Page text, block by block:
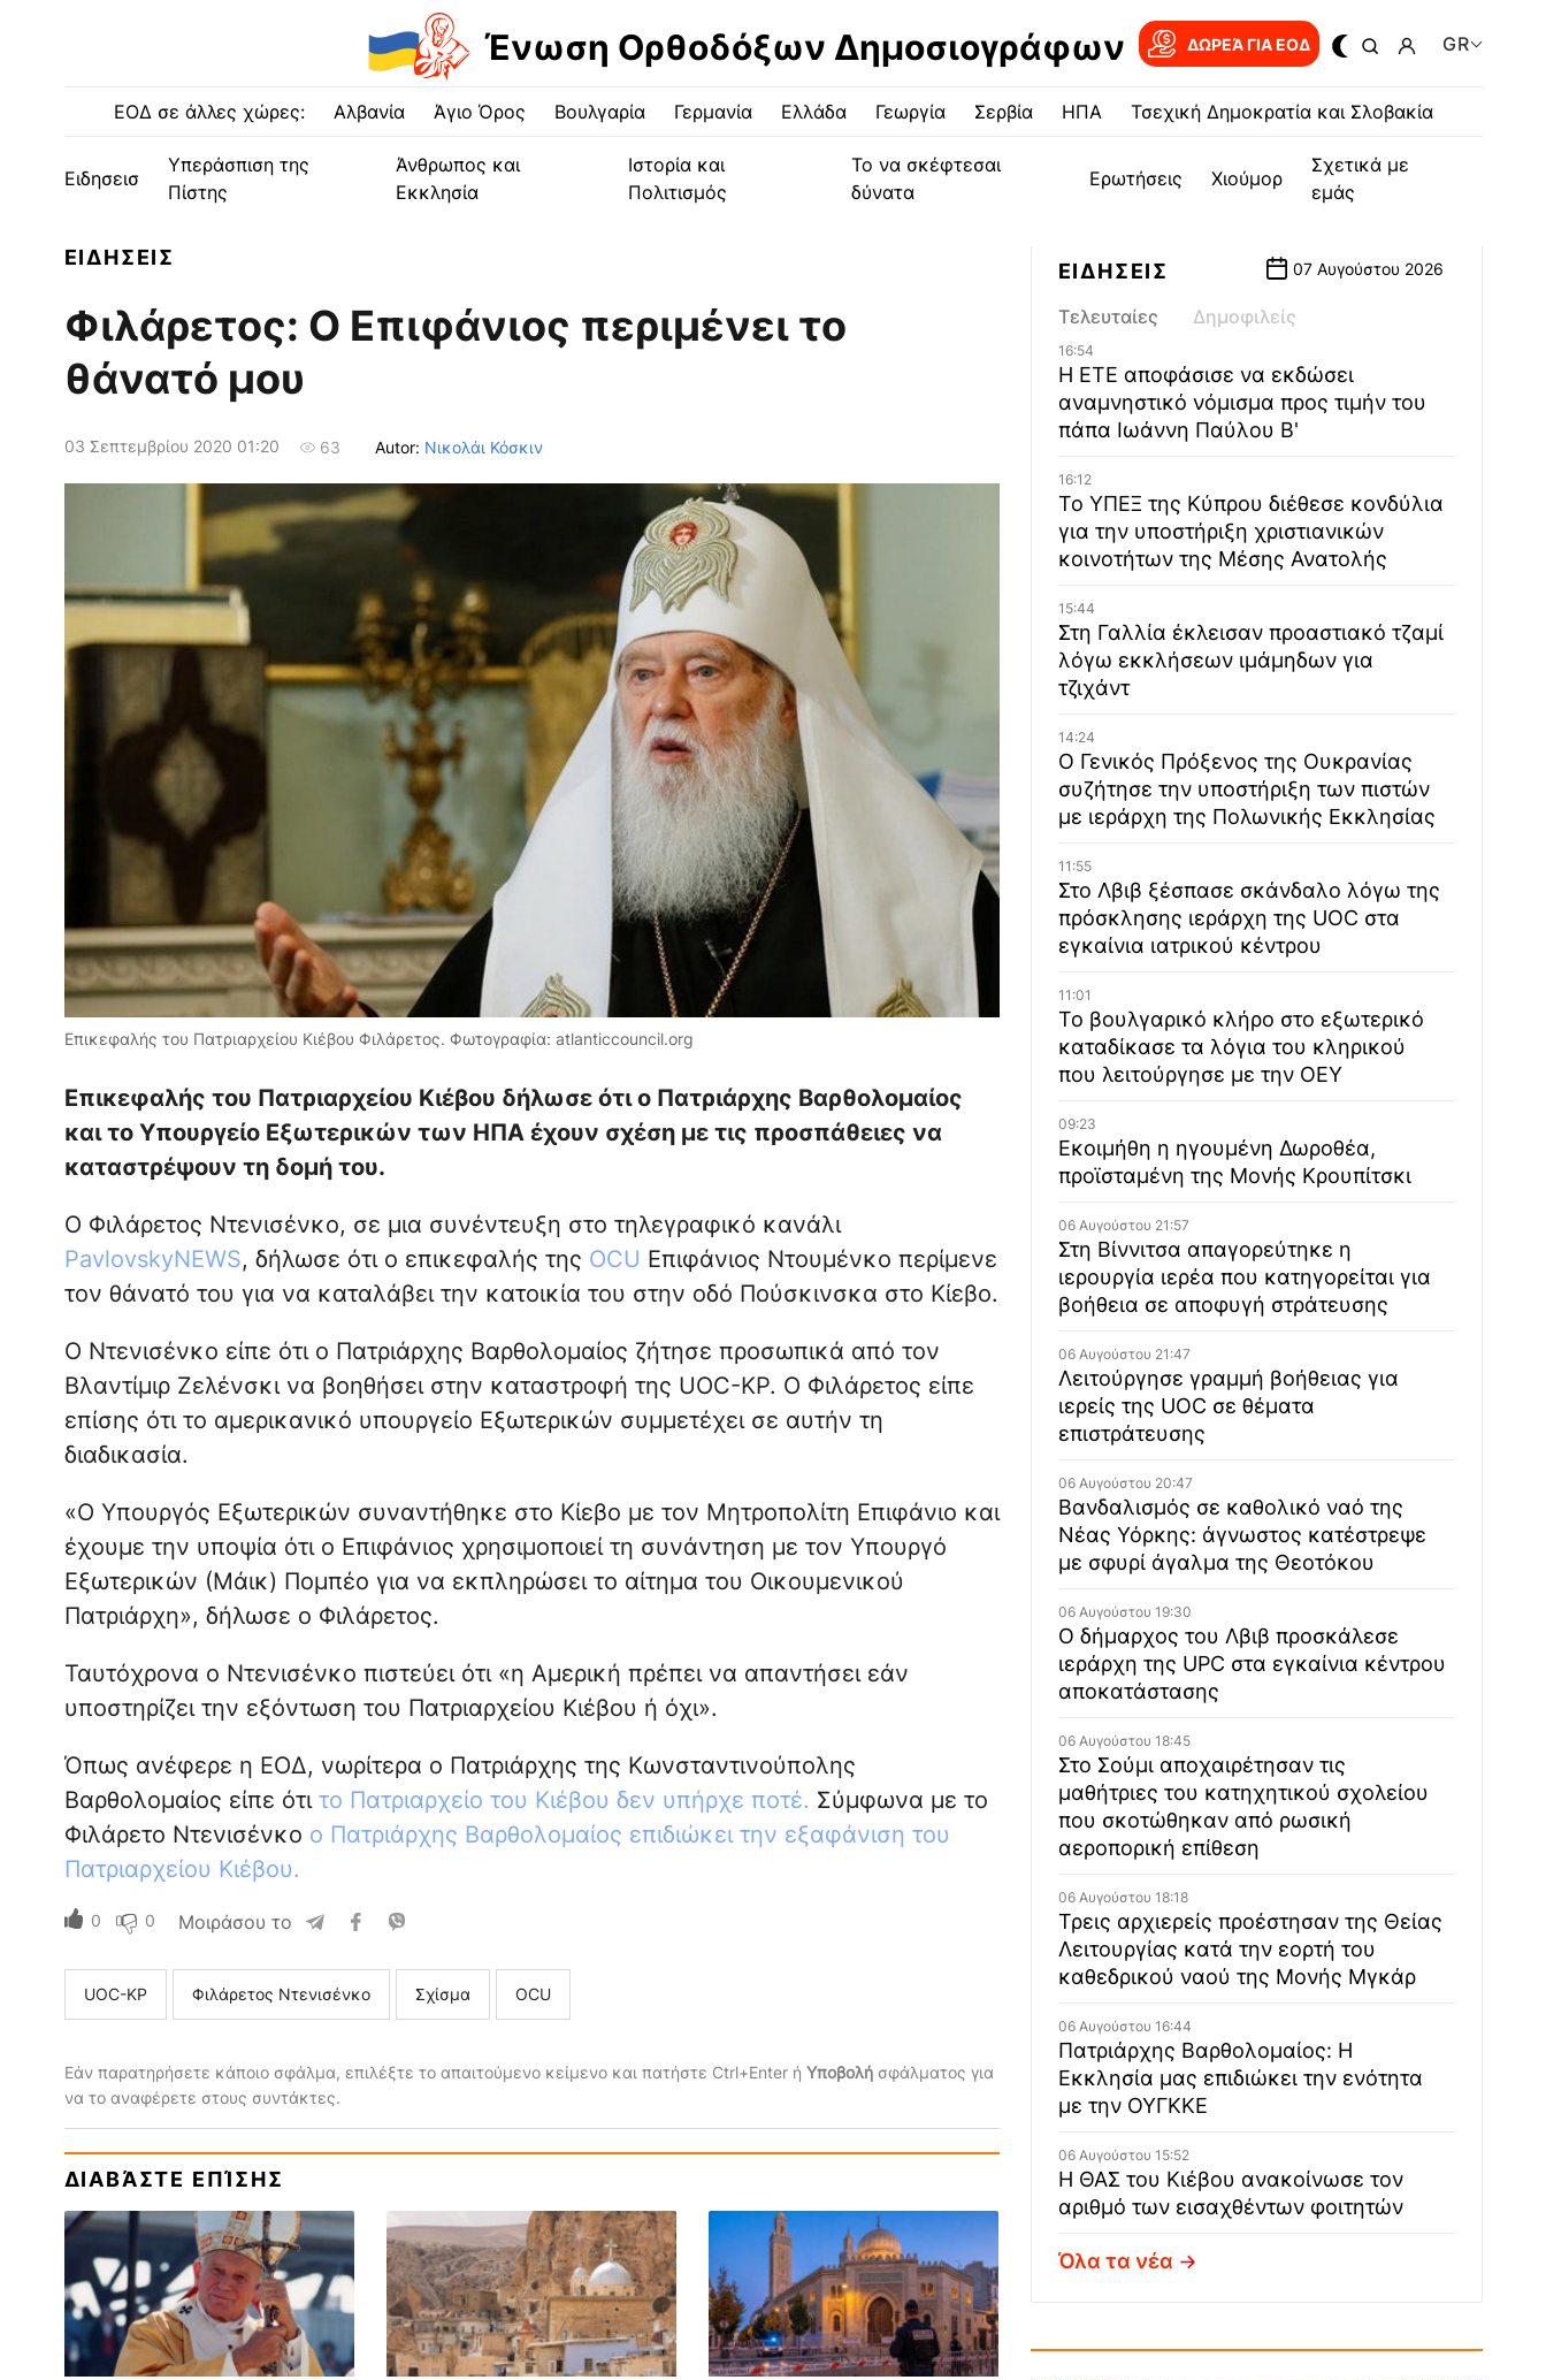
Ένωση Ορθοδόξων Δημοσιογράφων ΔΩΡΕΆ ΓΙΑ EOΔ GR
ΕΟΔ σε άλλες χώρες: Αλβανία Άγιο Όρος Βουλγαρία Γερμανία Ελλάδα Γεωργία Σερβία ΗΠΑ Τσεχική Δημοκρατία και Σλοβακία
Ειδησεισ
Υπεράσπιση της
Πίστης
Άνθρωπος και
Εκκλησία
Ιστορία και
Πολιτισμός
Το να σκέφτεσαι
δύνατα
Ερωτήσεις Χιούμορ
Σχετικά με
εμάς
ΕΙΔΗΣΕΙΣ
Φιλάρετος: Ο Επιφάνιος περιμένει το
θάνατό μου
03 Σεπτεμβρίου 2020 01:20 63 Autor: Νικολάι Κόσκιν
Επικεφαλής του Πατριαρχείου Κιέβου Φιλάρετος. Φωτογραφία: atlanticcouncil.org
Επικεφαλής του Πατριαρχείου Κιέβου δήλωσε ότι ο Πατριάρχης Βαρθολομαίος
και το Υπουργείο Εξωτερικών των ΗΠΑ έχουν σχέση με τις προσπάθειες να
καταστρέψουν τη δομή του.
Ο Φιλάρετος Ντενισένκο, σε μια συνέντευξη στο τηλεγραφικό κανάλι
PavlovskyNEWS, δήλωσε ότι ο επικεφαλής της OCU Επιφάνιος Ντουμένκο περίμενε
τον θάνατό του για να καταλάβει την κατοικία του στην οδό Πούσκινσκα στο Κίεβο.
Ο Ντενισένκο είπε ότι ο Πατριάρχης Βαρθολομαίος ζήτησε προσωπικά από τον
Βλαντίμιρ Ζελένσκι να βοηθήσει στην καταστροφή της UOC-KP. Ο Φιλάρετος είπε
επίσης ότι το αμερικανικό υπουργείο Εξωτερικών συμμετέχει σε αυτήν τη
διαδικασία.
«Ο Υπουργός Εξωτερικών συναντήθηκε στο Κίεβο με τον Μητροπολίτη Επιφάνιο και
έχουμε την υποψία ότι ο Επιφάνιος χρησιμοποιεί τη συνάντηση με τον Υπουργό
Εξωτερικών (Μάικ) Πομπέο για να εκπληρώσει το αίτημα του Οικουμενικού
Πατριάρχη», δήλωσε ο Φιλάρετος.
Ταυτόχρονα ο Ντενισένκο πιστεύει ότι «η Αμερική πρέπει να απαντήσει εάν
υποστηρίζει την εξόντωση του Πατριαρχείου Κιέβου ή όχι».
Όπως ανέφερε η ΕΟΔ, νωρίτερα ο Πατριάρχης της Κωνσταντινούπολης
Βαρθολομαίος είπε ότι το Πατριαρχείο του Κιέβου δεν υπήρχε ποτέ. Σύμφωνα με το
Φιλάρετο Ντενισένκο ο Πατριάρχης Βαρθολομαίος επιδιώκει την εξαφάνιση του
Πατριαρχείου Κιέβου.
0 0 Μοιράσου το
UOC-KP Φιλάρετος Ντενισένκο Σχίσμα ΟCU
Εάν παρατηρήσετε κάποιο σφάλμα, επιλέξτε το απαιτούμενο κείμενο και πατήστε Ctrl+Enter ή Υποβολήσφάλματος για
να το αναφέρετε στους συντάκτες.
ΔΙΑΒΆΣΤΕ ΕΠΊΣΗΣ
ΕΙΔΗΣΕΙΣ 07 Αυγούστου 2026
Τελευταίες Δημοφιλείς
16:54
Η ΕΤΕ αποφάσισε να εκδώσει
αναμνηστικό νόμισμα προς τιμήν του
πάπα Ιωάννη Παύλου Β'
16:12
Το ΥΠΕΞ της Κύπρου διέθεσε κονδύλια
για την υποστήριξη χριστιανικών
κοινοτήτων της Μέσης Ανατολής
15:44
Στη Γαλλία έκλεισαν προαστιακό τζαμί
λόγω εκκλήσεων ιμάμηδων για
τζιχάντ
14:24
Ο Γενικός Πρόξενος της Ουκρανίας
συζήτησε την υποστήριξη των πιστών
με ιεράρχη της Πολωνικής Εκκλησίας
11:55
Στο Λβιβ ξέσπασε σκάνδαλο λόγω της
πρόσκλησης ιεράρχη της UOC στα
εγκαίνια ιατρικού κέντρου
11:01
Το βουλγαρικό κλήρο στο εξωτερικό
καταδίκασε τα λόγια του κληρικού
που λειτούργησε με την ΟΕΥ
09:23
Εκοιμήθη η ηγουμένη Δωροθέα,
προϊσταμένη της Μονής Κρουπίτσκι
06 Αυγούστου 21:57
Στη Βίννιτσα απαγορεύτηκε η
ιερουργία ιερέα που κατηγορείται για
βοήθεια σε αποφυγή στράτευσης
06 Αυγούστου 21:47
Λειτούργησε γραμμή βοήθειας για
ιερείς της UOC σε θέματα
επιστράτευσης
06 Αυγούστου 20:47
Βανδαλισμός σε καθολικό ναό της
Νέας Υόρκης: άγνωστος κατέστρεψε
με σφυρί άγαλμα της Θεοτόκου
06 Αυγούστου 19:30
Ο δήμαρχος του Λβιβ προσκάλεσε
ιεράρχη της UPC στα εγκαίνια κέντρου
αποκατάστασης
06 Αυγούστου 18:45
Στο Σούμι αποχαιρέτησαν τις
μαθήτριες του κατηχητικού σχολείου
που σκοτώθηκαν από ρωσική
αεροπορική επίθεση
06 Αυγούστου 18:18
Τρεις αρχιερείς προέστησαν της Θείας
Λειτουργίας κατά την εορτή του
καθεδρικού ναού της Μονής Μγκάρ
06 Αυγούστου 16:44
Πατριάρχης Βαρθολομαίος: Η
Εκκλησία μας επιδιώκει την ενότητα
με την ΟΥΓΚΚΕ
06 Αυγούστου 15:52
Η ΘΑΣ του Κιέβου ανακοίνωσε τον
αριθμό των εισαχθέντων φοιτητών
Όλα τα νέα